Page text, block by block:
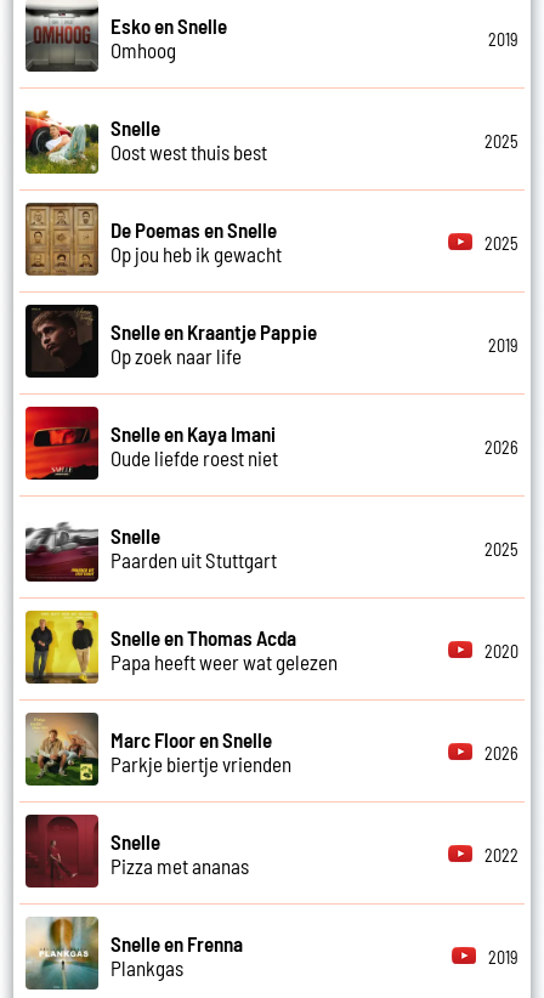
Esko en Snelle
Omhoog
2019
Snelle
Oost west thuis best
2025
De Poemas en Snelle
Op jou heb ik gewacht
2025
Snelle en Kraantje Pappie
Op zoek naar life
2019
Snelle en Kaya Imani
Oude liefde roest niet
2026
Snelle
Paarden uit Stuttgart
2025
Snelle en Thomas Acda
Papa heeft weer wat gelezen
2020
Marc Floor en Snelle
Parkje biertje vrienden
2026
Snelle
Pizza met ananas
2022
Snelle en Frenna
Plankgas
2019